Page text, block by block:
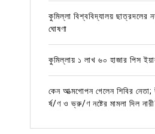
কুমিল্লা বিশ্ববিদ্যালয় ছাত্রদলের
ঘোষণা
কুমিল্লায় ১ লাখ ৬০ হাজার পিস
কেন আত্মগোপন গেলেন শিবির
র্ষ/ণ ও ভ্রু/ণ নষ্টের মামলা দিল